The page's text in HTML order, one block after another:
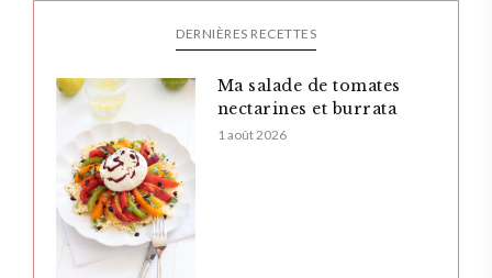
DERNIÈRES RECETTES
Ma salade de tomates
nectarines et burrata
1 août 2026